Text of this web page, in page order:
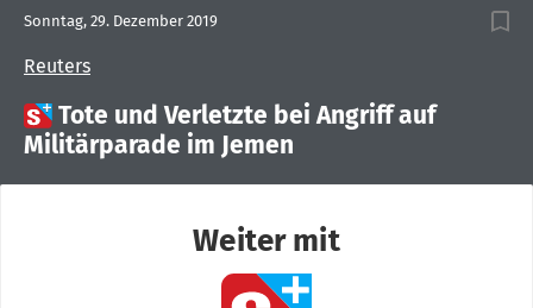
Reuters
Sonntag, 29. Dezember 2019
Tote und Verletzte bei Angriff auf
Militärparade im Jemen